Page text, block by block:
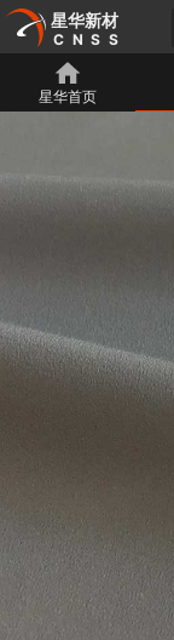
星华新材
CNSS
星华首页